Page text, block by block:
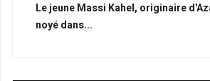
Le jeune Massi Kahel, originaire
noyé dans...